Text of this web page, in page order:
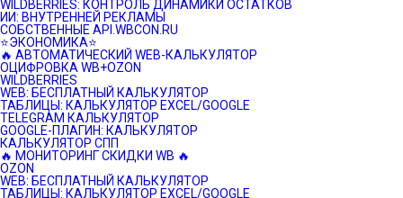
WILDBERRIES: КОНТРОЛЬ ДИНАМИКИ ОСТАТКОВ
ИИ: ВНУТРЕННЕЙ РЕКЛАМЫ
СОБСТВЕННЫЕ API.WBCON.RU
⭐️ЭКОНОМИКА⭐️
🔥 АВТОМАТИЧЕСКИЙ WEB-КАЛЬКУЛЯТОР
ОЦИФРОВКА WB+OZON
WILDBERRIES
WEB: БЕСПЛАТНЫЙ КАЛЬКУЛЯТОР
ТАБЛИЦЫ: КАЛЬКУЛЯТОР EXCEL/GOOGLE
TELEGRAM КАЛЬКУЛЯТОР
GOOGLE-ПЛАГИН: КАЛЬКУЛЯТОР
КАЛЬКУЛЯТОР СПП
🔥 МОНИТОРИНГ СКИДКИ WB 🔥
OZON
WEB: БЕСПЛАТНЫЙ КАЛЬКУЛЯТОР
ТАБЛИЦЫ: КАЛЬКУЛЯТОР EXCEL/GOOGLE